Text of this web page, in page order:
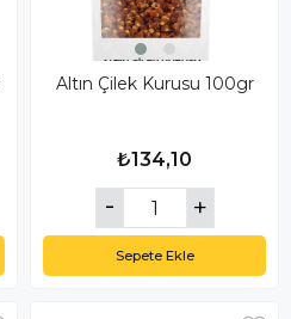
Altın Çilek Kurusu 100gr
₺134,10
Sepete Ekle